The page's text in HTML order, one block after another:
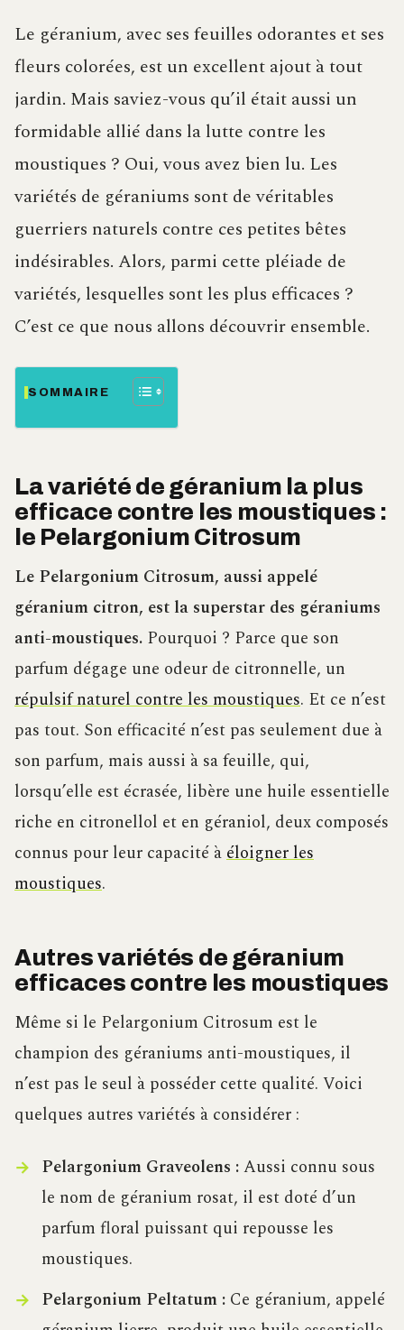
Le géranium, avec ses feuilles odorantes et ses
fleurs colorées, est un excellent ajout à tout
jardin. Mais saviez-vous qu’il était aussi un
formidable allié dans la lutte contre les
moustiques ? Oui, vous avez bien lu. Les
variétés de géraniums sont de véritables
guerriers naturels contre ces petites bêtes
indésirables. Alors, parmi cette pléiade de
variétés, lesquelles sont les plus efficaces ?
C’est ce que nous allons découvrir ensemble.
SOMMAIRE
La variété de géranium la plus
efficace contre les moustiques :
le Pelargonium Citrosum
Le Pelargonium Citrosum, aussi appelé
géranium citron, est la superstar des géraniums
anti-moustiques. Pourquoi ? Parce que son
parfum dégage une odeur de citronnelle, un
répulsif naturel contre les moustiques. Et ce n’est
pas tout. Son efficacité n’est pas seulement due à
son parfum, mais aussi à sa feuille, qui,
lorsqu’elle est écrasée, libère une huile essentielle
riche en citronellol et en géraniol, deux composés
connus pour leur capacité àéloigner les
moustiques.
Autres variétés de géranium
efficaces contre les moustiques
Même si le Pelargonium Citrosum est le
champion des géraniums anti-moustiques, il
n’est pas le seul à posséder cette qualité. Voici
quelques autres variétés à considérer :
Pelargonium Graveolens :Aussi connu sous
le nom de géranium rosat, il est doté d’un
parfum floral puissant qui repousse les
moustiques.
Pelargonium Peltatum :Ce géranium, appelé